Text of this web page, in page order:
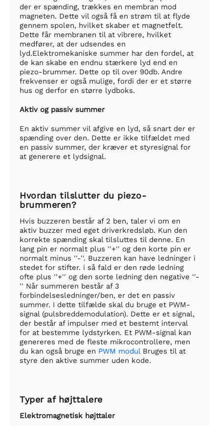
der er spænding, trækkes en membran mod
magneten. Dette vil også få en strøm til at flyde
gennem spolen, hvilket skaber et magnetfelt.
Dette får membranen til at vibrere, hvilket
medfører, at der udsendes en
lyd.Elektromekaniske summer har den fordel, at
de kan skabe en endnu stærkere lyd end en
piezo-brummer. Dette op til over 90db. Andre
frekvenser er også mulige, fordi der er et større
hus og derfor en større lydboks.
Aktiv og passiv summer
En aktiv summer vil afgive en lyd, så snart der er
spænding over den. Dette er ikke tilfældet med
en passiv summer, der kræver et styresignal for
at generere et lydsignal.
Hvordan tilslutter du piezo-
brummeren?
Hvis buzzeren består af 2 ben, taler vi om en
aktiv buzzer med eget driverkredsløb. Kun den
korrekte spænding skal tilsluttes til denne. En
lang pin er normalt plus ''+'' og den korte pin er
normalt minus ''-''. Buzzeren kan have ledninger i
stedet for stifter. i så fald er den røde ledning
ofte plus ''+'' og den sorte ledning den negative ''-
'' Når summeren består af 3
forbindelsesledninger/ben, er det en passiv
summer. I dette tilfælde skal du bruge et PWM-
signal (pulsbreddemodulation). Dette er et signal,
der består af impulser med et bestemt interval
for at bestemme lydstyrken. Et PWM-signal kan
genereres med de fleste mikrocontrollere, men
du kan også bruge en PWM modulBruges til at
styre den aktive summer uden kode.
Typer af højttalere
Elektromagnetisk højttaler